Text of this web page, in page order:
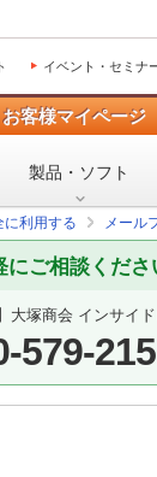
イベント・セミナ
お客様マイページ
製品・ソフト
に利用する メール
ご相談くださ
大塚商会 インサイ
579-215